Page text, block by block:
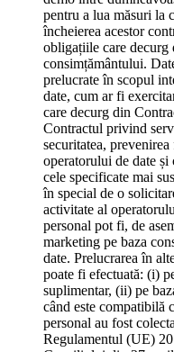
pentru a lua măsuri la
încheierea acestor
obligațiile care decurg
consimțământului.
prelucrate în scopul
date, cum ar fi
care decurg din
Contractul privind
securitatea,
operatorului de date și
cele specificate mai
în special de o
activitate al
personal pot fi, de
marketing pe baza
date. Prelucrarea în
poate fi efectuată: (i)
suplimentar, (ii) pe
când este compatibilă
personal au fost
Regulamentul (UE)